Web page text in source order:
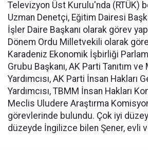
Televizyon Üst Kurulu'nda (RTÜK)
Uzman Denetçi, Eğitim Dairesi
İşler Daire Başkanı olarak görev
Dönem Ordu Milletvekili olarak
Karadeniz Ekonomik İşbirliği
Grubu Başkanı, AK Parti Tanıtım
Yardımcısı, AK Parti İnsan Hakları
Yardımcısı, TBMM İnsan Hakları
Meclis Uludere Araştırma
görevlerinde bulundu. Çok iyi
düzeyde İngilizce bilen Şener, evli